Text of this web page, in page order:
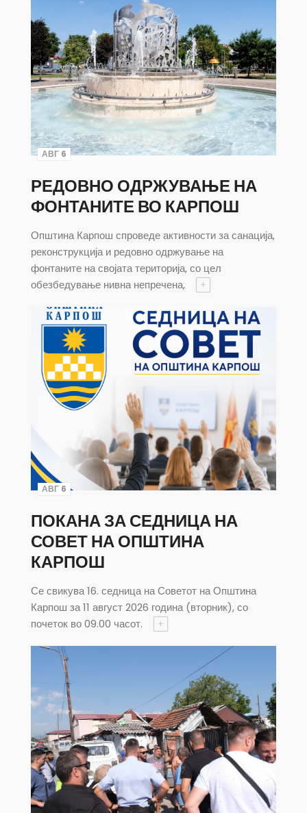
АВГ 6
РЕДОВНО ОДРЖУВАЊЕ НА
ФОНТАНИТЕ ВО КАРПОШ
Општина Карпош спроведе активности за санација,
реконструкција и редовно одржување на
фонтаните на својата територија, со цел
обезбедување нивна непречена,
+
АВГ 6
ПОКАНА ЗА СЕДНИЦА НА
СОВЕТ НА ОПШТИНА
КАРПОШ
Се свикува 16. седница на Советот на Општина
Карпош за 11 август 2026 година (вторник), со
почеток во 09.00 часот.
+